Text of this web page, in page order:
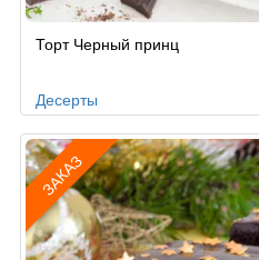
по
Торт Черный принц
Десерты
ЗАКАЗ